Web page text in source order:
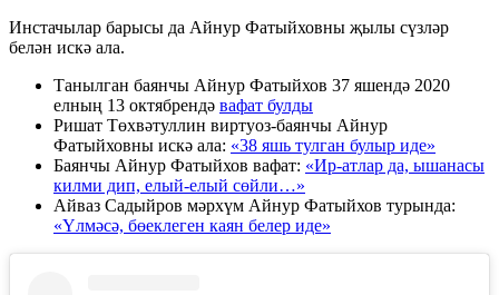
Инстачылар барысы да Айнур Фатыйховны җылы сүзләр
белән искә ала.
Танылган баянчы Айнур Фатыйхов 37 яшендә 2020
елның 13 октябрендә вафат булды
Ришат Төхвәтуллин виртуоз-баянчы Айнур
Фатыйховны искә ала: «38 яшь тулган булыр иде»
Баянчы Айнур Фатыйхов вафат: «Ир-атлар да, ышанасы
килми дип, елый-елый сөйли…»
Айваз Садыйров мәрхүм Айнур Фатыйхов турында:
«Үлмәсә, бөеклеген каян белер иде»